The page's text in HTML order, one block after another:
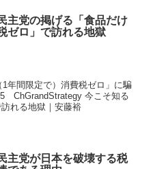
主党の掲げる「食品だけ
ゼロ」で訪れる地獄
年間限定で）消費税ゼロ」に騙
ChGrandStrategy 今こそ知る
れる地獄｜安藤裕
主党が日本を破壊する税